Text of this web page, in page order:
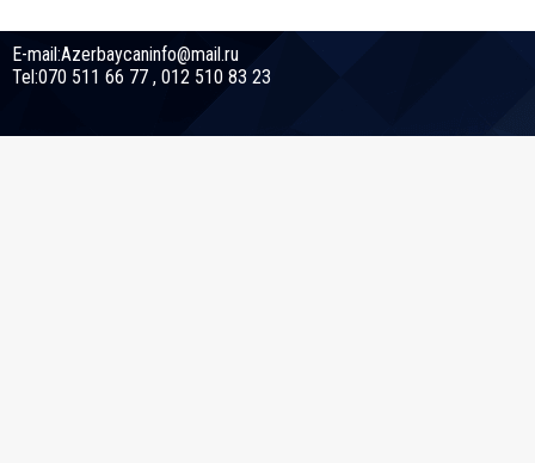
E-mail:Azerbaycaninfo@mail.ru
Tel:070 511 66 77 , 012 510 83 23